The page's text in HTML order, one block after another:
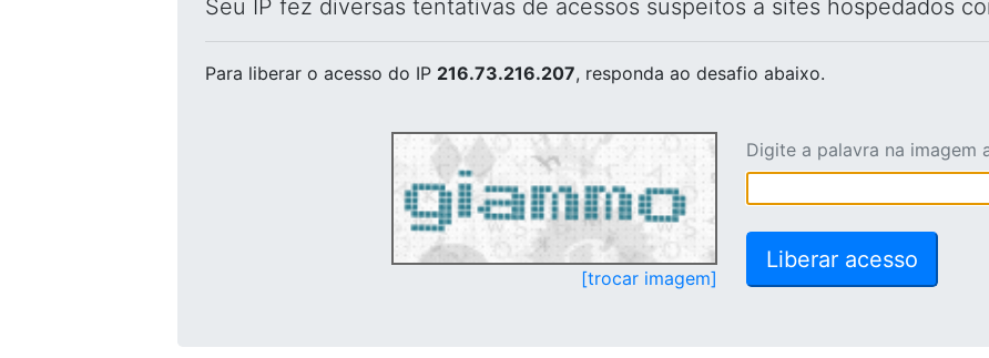
Seu IP fez diversas tentativas de acessos suspeitos a sites hospedados
Para liberar o acesso do IP 216.73.216.207, responda ao desafio abaixo.
[trocar imagem]
Digite a palavra na imagem